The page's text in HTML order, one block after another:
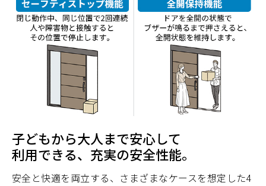
子どもから大人まで安心して
利用できる、充実の安全性能。
安全と快適を両立する、さまざまなケースを想定した4